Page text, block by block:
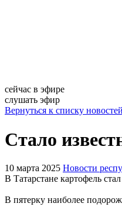
сейчас в эфире
слушать эфир
Вернуться к списку новостей
Стало
10 марта 2025 Новости
В Татарстане картофель
В пятерку наиболее